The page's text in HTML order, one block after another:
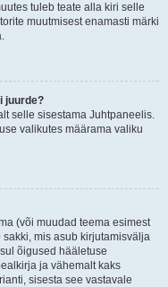
tuleb teate alla kiri selle
muutmisest enamasti märki
juurde?
selle sisestama Juhtpaneelis.
valikutes määrama valiku
(või muudad teema esimest
sakki, mis asub kirjutamisvälja
õigused hääletuse
ja vähemalt kaks
sisesta see vastavale